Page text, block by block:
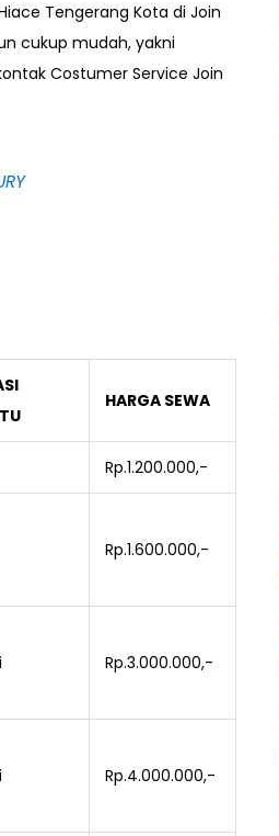
Tengerang Kota di Join
cukup mudah, yakni
Costumer Service Join
HARGA SEWA
Rp.1.200.000,-
Rp.1.600.000,-
Rp.3.000.000,-
Rp.4.000.000,-